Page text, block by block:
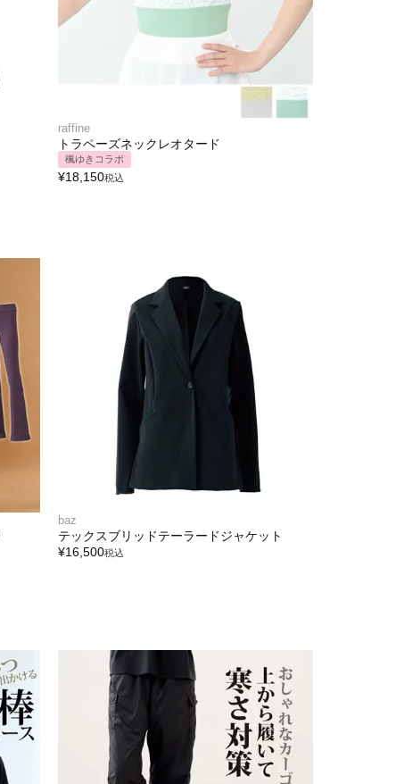
raffine
トラペーズネックレオタード
楓ゆきコラボ
¥18,150税込
baz
テックスブリッドテーラードジャケット
¥16,500税込